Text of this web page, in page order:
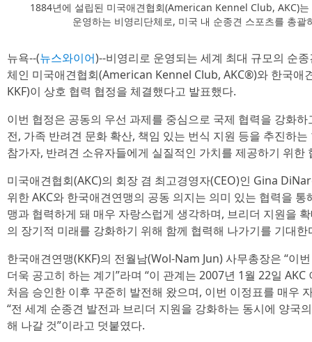
1884년에 설립된 미국애견협회(American Kennel Club, AKC)
운영하는 비영리단체로, 미국 내 순종견 스포츠를 총괄
뉴욕--(뉴스와이어)--비영리로 운영되는 세계 최대 규모의 순
체인 미국애견협회(American Kennel Club, AKC®)와 한국
KKF)이 상호 협력 협정을 체결했다고 발표했다.
이번 협정은 공동의 우선 과제를 중심으로 국제 협력을 강화
전, 가족 반려견 문화 확산, 책임 있는 번식 지원 등을 추진하
참가자, 반려견 소유자들에게 실질적인 가치를 제공하기 위한
미국애견협회(AKC)의 회장 겸 최고경영자(CEO)인 Gina
위한 AKC와 한국애견연맹의 공동 의지는 의미 있는 협력을
맹과 협력하게 돼 매우 자랑스럽게 생각하며, 브리더 지원을
의 장기적 미래를 강화하기 위해 함께 협력해 나가기를 기대한
한국애견연맹(KKF)의 전월남(Wol-Nam Jun) 사무총장은 “이
더욱 공고히 하는 계기”라며 “이 관계는 2007년 1월 22일
처음 승인한 이후 꾸준히 발전해 왔으며, 이번 이정표를 매우
“전 세계 순종견 발전과 브리더 지원을 강화하는 동시에 양국
해 나갈 것”이라고 덧붙였다.